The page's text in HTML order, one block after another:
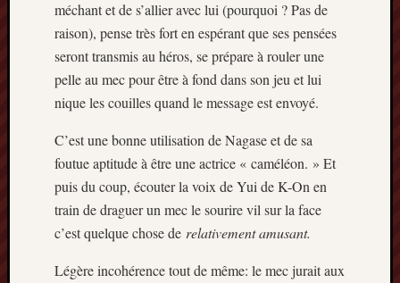
méchant et de s’allier avec lui (pourquoi ? Pas de
raison), pense très fort en espérant que ses pensées
seront transmis au héros, se prépare à rouler une
pelle au mec pour être à fond dans son jeu et lui
nique les couilles quand le message est envoyé.
C’est une bonne utilisation de Nagase et de sa
foutue aptitude à être une actrice « caméléon. » Et
puis du coup, écouter la voix de Yui de K-On en
train de draguer un mec le sourire vil sur la face
c’est quelque chose de relativement amusant.
Légère incohérence tout de même: le mec jurait aux